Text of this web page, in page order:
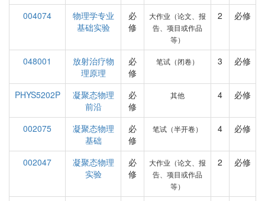
004074
物理学专业
基础实验
必
修
大作业（论文、报
告、项目或作品
等）
2 必修
048001
放射治疗物
理原理
必
修
笔试（闭卷） 3 必修
PHYS5202P
凝聚态物理
前沿
必
修
其他 4 必修
002075
凝聚态物理
基础
必
修
笔试（半开卷） 4 必修
002047
凝聚态物理
实验
必
修
大作业（论文、报
告、项目或作品
等）
2 必修